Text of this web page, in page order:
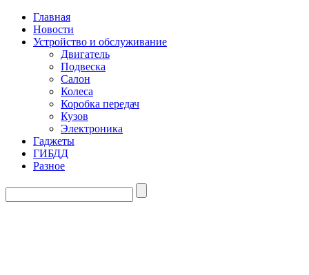
Главная
Новости
Устройство и обслуживание
Двигатель
Подвеска
Салон
Колеса
Коробка передач
Кузов
Электроника
Гаджеты
ГИБДД
Разное